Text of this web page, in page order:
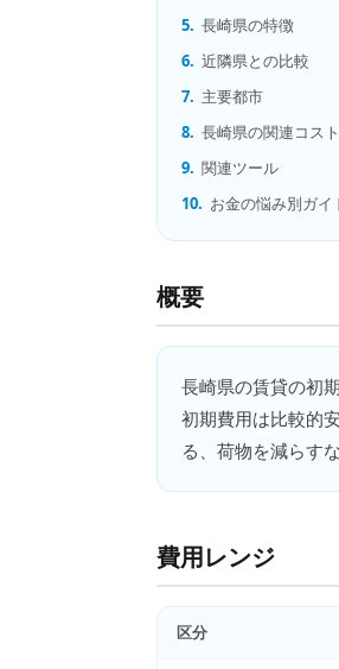
5. 長崎県の特徴
6. 近隣県との比較
7. 主要都市
8. 長崎県の関連コスト
9. 関連ツール
10. お金の悩み別ガイ
概要
長崎県の賃貸の初
初期費用は比較的
る、荷物を減らす
費用レンジ
区分